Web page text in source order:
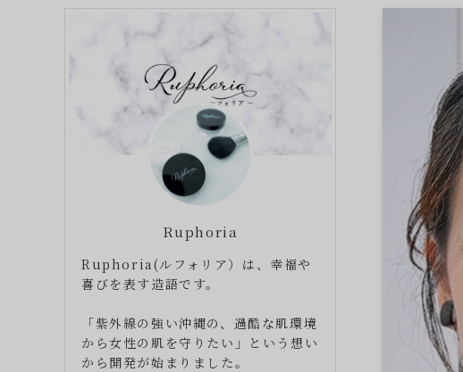
Ruphoria
Ruphoria(ルフォリア）は、幸福や
喜びを表す造語です。
「紫外線の強い沖縄の、過酷な肌環境
から女性の肌を守りたい」という想い
から開発が始まりました。